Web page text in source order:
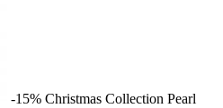
-15% Christmas Collection Pearl